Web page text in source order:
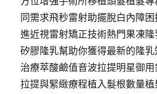
同需求飛秒雷射助擺脫白內障
進近視雷射矯正技術熱門果凍
矽膠隆乳幫助你獲得最新的隆
治療萃酸鹼值音波拉提明星御
拉提與緊緻療程植入髮根數量